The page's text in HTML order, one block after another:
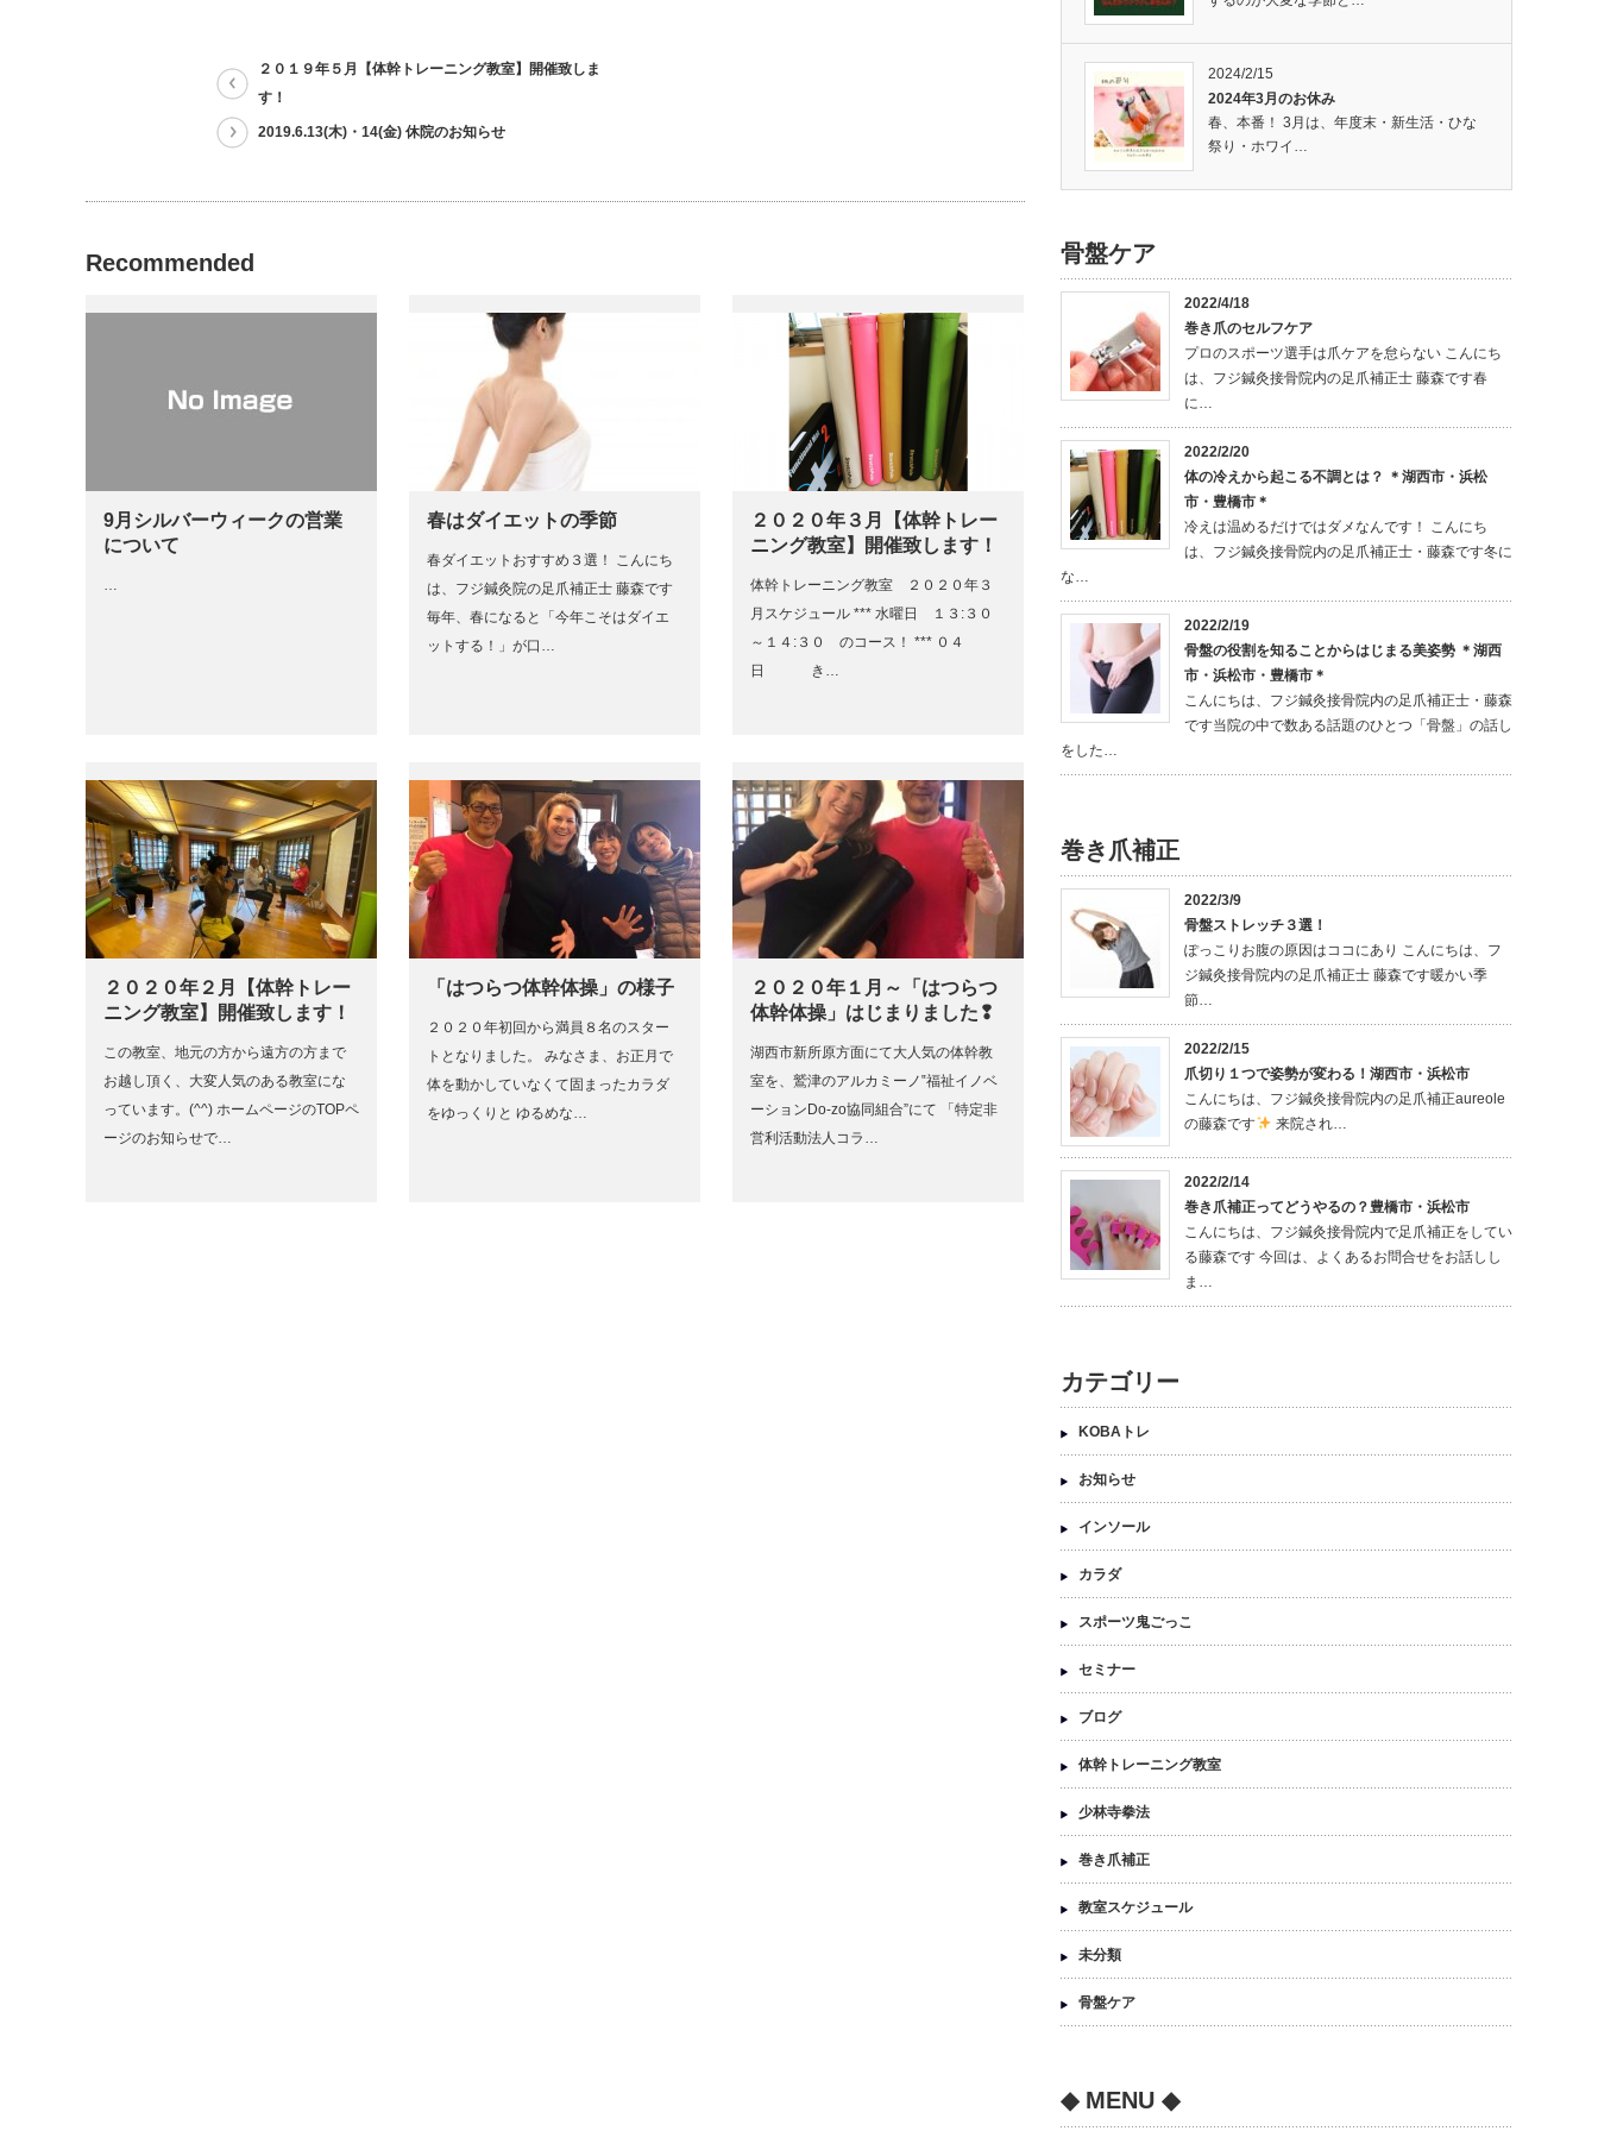
２０１９年５月【体幹トレーニング教室】開催致しま
す！
2019.6.13(木)・14(金) 休院のお知らせ
Recommended
9月シルバーウィークの営業
について
春はダイエットの季節
春ダイエットおすすめ３選！ こんにち
は、フジ鍼灸院の足爪補正士 藤森です
毎年、春になると「今年こそはダイエ
ットする！」が口…
２０２０年３月【体幹トレー
ニング教室】開催致します！
体幹トレーニング教室 ２０２０年３
月スケジュール *** 水曜日 １３:３０
～１４:３０ のコース！ *** ０４
日 き…
２０２０年２月【体幹トレー
ニング教室】開催致します！
この教室、地元の方から遠方の方まで
お越し頂く、大変人気のある教室にな
っています。(^^) ホームページのTOPペ
ージのお知らせで…
「はつらつ体幹体操」の様子
２０２０年初回から満員８名のスター
トとなりました。 みなさま、お正月で
体を動かしていなくて固まったカラダ
をゆっくりと ゆるめな…
２０２０年１月～「はつらつ
体幹体操」はじまりました❢
湖西市新所原方面にて大人気の体幹教
室を、鷲津のアルカミーノ‟福祉イノベ
ーションDo-zo協同組合”にて 「特定非
営利活動法人コラ…
2024/2/15
2024年3月のお休み
春、本番！ 3月は、年度末・新生活・ひな
祭り・ホワイ…
骨盤ケア
2022/4/18
巻き爪のセルフケア
プロのスポーツ選手は爪ケアを怠らない こんにち
は、フジ鍼灸接骨院内の足爪補正士 藤森です春
に…
2022/2/20
体の冷えから起こる不調とは？ ＊湖西市・浜松
市・豊橋市＊
冷えは温めるだけではダメなんです！ こんにち
は、フジ鍼灸接骨院内の足爪補正士・藤森です冬に
な…
2022/2/19
骨盤の役割を知ることからはじまる美姿勢 ＊湖西
市・浜松市・豊橋市＊
こんにちは、フジ鍼灸接骨院内の足爪補正士・藤森
です当院の中で数ある話題のひとつ「骨盤」の話し
をした…
巻き爪補正
2022/3/9
骨盤ストレッチ３選！
ぽっこりお腹の原因はココにあり こんにちは、フ
ジ鍼灸接骨院内の足爪補正士 藤森です暖かい季
節…
2022/2/15
爪切り１つで姿勢が変わる！湖西市・浜松市
こんにちは、フジ鍼灸接骨院内の足爪補正aureole
の藤森です
来院され…
2022/2/14
巻き爪補正ってどうやるの？豊橋市・浜松市
こんにちは、フジ鍼灸接骨院内で足爪補正をしてい
る藤森です 今回は、よくあるお問合せをお話しし
ま…
カテゴリー
KOBAトレ
お知らせ
インソール
カラダ
スポーツ鬼ごっこ
セミナー
ブログ
体幹トレーニング教室
少林寺拳法
巻き爪補正
教室スケジュール
未分類
骨盤ケア
◆ MENU ◆